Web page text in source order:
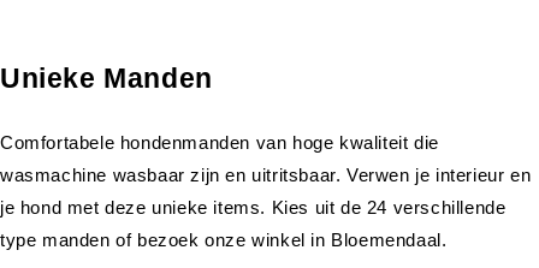
Unieke Manden
Comfortabele hondenmanden van hoge kwaliteit die
wasmachine wasbaar zijn en uitritsbaar. Verwen je interieur en
je hond met deze unieke items. Kies uit de 24 verschillende
type manden of bezoek onze winkel in Bloemendaal.